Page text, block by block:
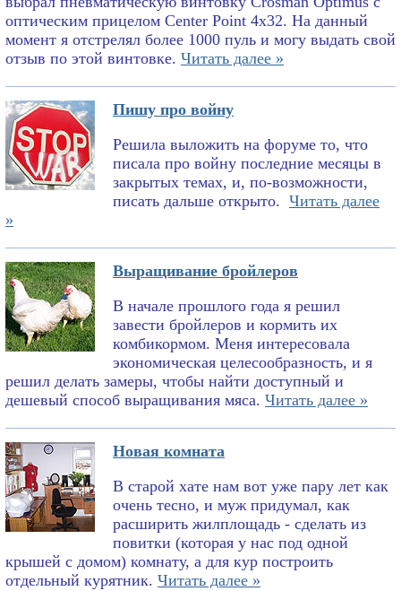
оптическим прицелом Center Point 4x32. На данный
момент я отстрелял более 1000 пуль и могу выдать свой
отзыв по этой винтовке. Читать далее »
Пишу про войну
Решила выложить на форуме то, что
писала про войну последние месяцы в
закрытых темах, и, по-возможности,
писать дальше открыто. Читать далее
»
Выращивание бройлеров
В начале прошлого года я решил
завести бройлеров и кормить их
комбикормом. Меня интересовала
экономическая целесообразность, и я
решил делать замеры, чтобы найти доступный и
дешевый способ выращивания мяса. Читать далее »
Новая комната
В старой хате нам вот уже пару лет как
очень тесно, и муж придумал, как
расширить жилплощадь - сделать из
повитки (которая у нас под одной
крышей с домом) комнату, а для кур построить
отдельный курятник. Читать далее »